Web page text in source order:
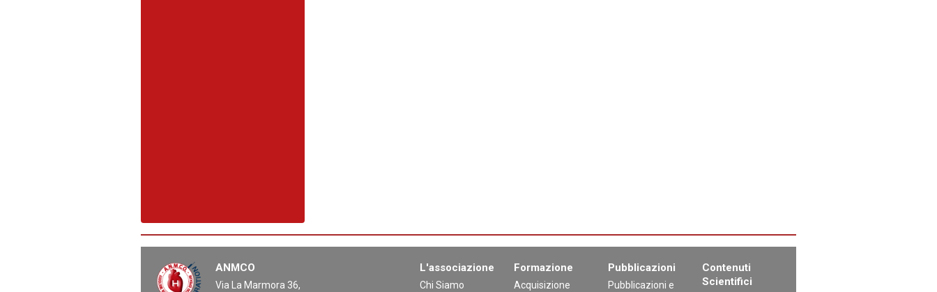
ANMCO
Via La Marmora 36,
L'associazione
Chi Siamo
Formazione
Acquisizione
Pubblicazioni
Pubblicazioni e
Contenuti
Scientifici